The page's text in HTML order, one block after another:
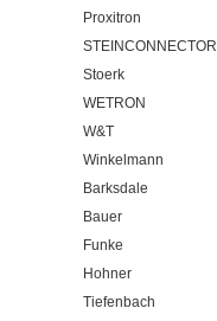
Proxitron
STEINCONNECTOR
Stoerk
WETRON
W&T
Winkelmann
Barksdale
Bauer
Funke
Hohner
Tiefenbach